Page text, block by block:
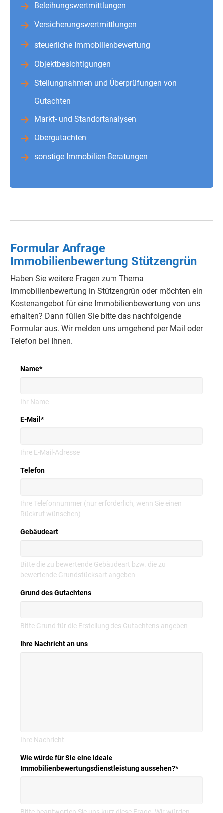
Beleihungswertmittlungen
Versicherungswertmittlungen
steuerliche Immobilienbewertung
Objektbesichtigungen
Stellungnahmen und Überprüfungen von
Gutachten
Markt- und Standortanalysen
Obergutachten
sonstige Immobilien-Beratungen
Formular Anfrage
Immobilienbewertung Stützengrün
Haben Sie weitere Fragen zum Thema
Immobilienbewertung in Stützengrün oder möchten ein
Kostenangebot für eine Immobilienbewertung von uns
erhalten? Dann füllen Sie bitte das nachfolgende
Formular aus. Wir melden uns umgehend per Mail oder
Telefon bei Ihnen.
Name*
Ihr Name
E-Mail *
Ihre E-Mail-Adresse
Telefon
Ihre Telefonnummer (nur erforderlich, wenn Sie einen
Rückruf wünschen)
Gebäudeart
Bitte die zu bewertende Gebäudeart bzw. die zu
bewertende Grundstücksart angeben
Grund des Gutachtens
Bitte Grund für die Erstellung des Gutachtens angeben
Ihre Nachricht an uns
Ihre Nachricht
Wie würde für Sie eine ideale
Immobilienbewertungsdienstleistung aussehen?*
Bitte beantworten Sie uns kurz diese Frage. Wir würden